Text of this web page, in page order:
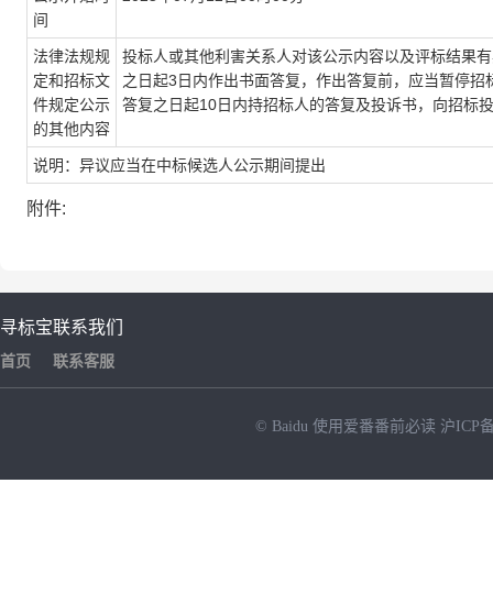
间
法律法规规
定和招标文
件规定公示
的其他内容
投标人或其他利害关系人对该公示内容以及评标结果
之日起3日内作出书面答复，作出答复前，应当暂停
答复之日起10日内持招标人的答复及投诉书，向招标
说明：异议应当在中标候选人公示期间提出
附件:
寻标宝
首页
联系我们
联系客服
© Baidu 使用爱番番前必读 沪ICP